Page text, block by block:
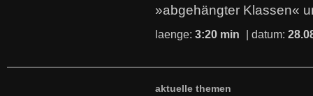
»abgehängter Klassen«
laenge: 3:20 min | datum:
aktuelle themen